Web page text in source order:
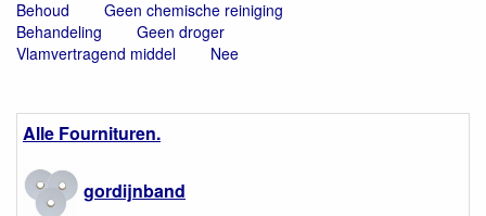
Alle Fournituren.
gordijnband
Behoud
Geen chemische reiniging
Behandeling
Geen droger
Vlamvertragend middel
Nee